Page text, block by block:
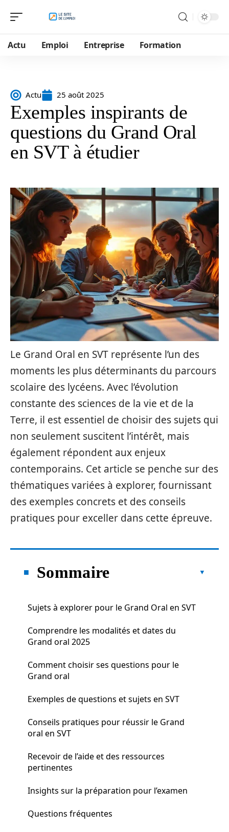
Actu Emploi Entreprise Formation
Actu 25 août 2025
Exemples inspirants de
questions du Grand Oral
en SVT à étudier
Le Grand Oral en SVT représente l’un des
moments les plus déterminants du parcours
scolaire des lycéens. Avec l’évolution
constante des sciences de la vie et de la
Terre, il est essentiel de choisir des sujets qui
non seulement suscitent l’intérêt, mais
également répondent aux enjeux
contemporains. Cet article se penche sur des
thématiques variées à explorer, fournissant
des exemples concrets et des conseils
pratiques pour exceller dans cette épreuve.
Sommaire
Sujets à explorer pour le Grand Oral en SVT
Comprendre les modalités et dates du
Grand oral 2025
Comment choisir ses questions pour le
Grand oral
Exemples de questions et sujets en SVT
Conseils pratiques pour réussir le Grand
oral en SVT
Recevoir de l’aide et des ressources
pertinentes
Insights sur la préparation pour l’examen
Questions fréquentes